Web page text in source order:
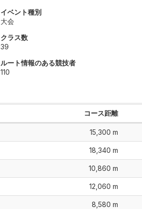
イベント種別
大会
クラス数
39
ルート情報のある競技者
110
コース距離
15,300 m
18,340 m
10,860 m
12,060 m
8,580 m